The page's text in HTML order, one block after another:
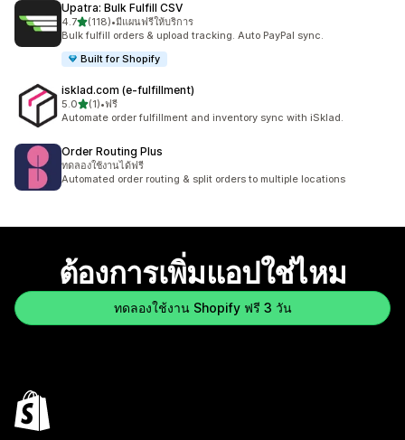
Upatra: Bulk Fulfill CSV
4.7เต็ม 5 ดาว
(118)
ทั้งหมด 118 รีวิว
•มีแผนฟรีให้บริการ
Bulk fulfill orders & upload tracking. Auto PayPal sync.
Built for Shopify
isklad.com (e‑fulfillment)
5.0เต็ม 5 ดาว
(1)
ทั้งหมด 1 รีวิว
•ฟรี
Automate order fulfillment and inventory sync with iSklad.
Order Routing Plus
ทดลองใช้งานได้ฟรี
Automated order routing & split orders to multiple locations
ต้องการเพิ่มแอปใช่ไหม
ทดลองใช้งาน Shopify ฟรี 3 วัน